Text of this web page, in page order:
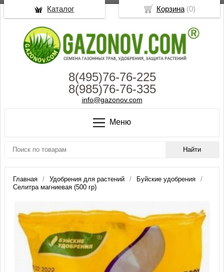
8(495)76-76-225
8(985)76-76-335
info@gazonov.com
Меню
Главная Удобрения для растений
Буйские удобрения
Селитра магниевая (500 гр)
Корзина(0)
Каталог